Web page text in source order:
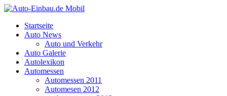
Startseite
Auto News
Auto und Verkehr
Auto Galerie
Autolexikon
Automessen
Automessen 2011
Automesen 2012